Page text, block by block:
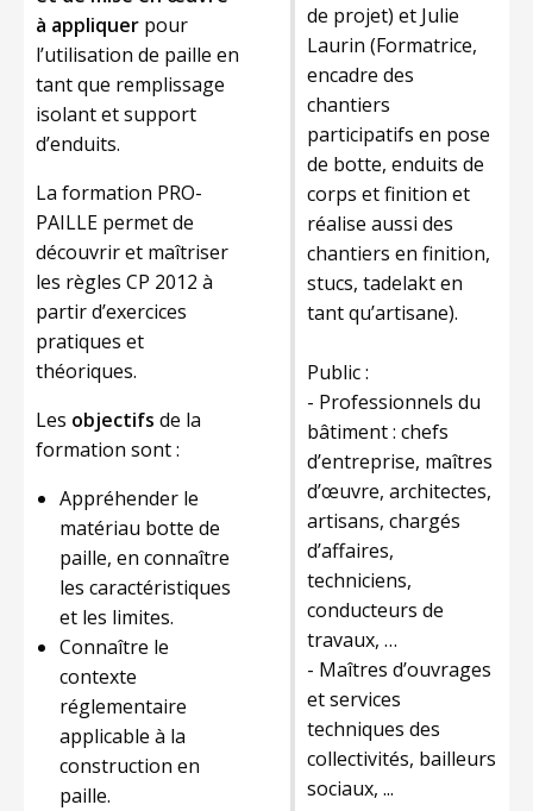
à appliquer pour
l’utilisation de paille en
tant que remplissage
isolant et support
d’enduits.
La formation PRO-
PAILLE permet de
découvrir et maîtriser
les règles CP 2012 à
partir d’exercices
pratiques et
théoriques.
Les objectifs de la
formation sont :
Appréhender le
matériau botte de
paille, en connaître
les caractéristiques
et les limites.
Connaître le
contexte
réglementaire
applicable à la
construction en
paille.
de projet) et Julie
Laurin (Formatrice,
encadre des
chantiers
participatifs en pose
de botte, enduits de
corps et finition et
réalise aussi des
chantiers en finition,
stucs, tadelakt en
tant qu’artisane).
Public :
- Professionnels du
bâtiment : chefs
d’entreprise, maîtres
d’œuvre, architectes,
artisans, chargés
d’affaires,
techniciens,
conducteurs de
travaux, …
- Maîtres d’ouvrages
et services
techniques des
collectivités, bailleurs
sociaux, ...